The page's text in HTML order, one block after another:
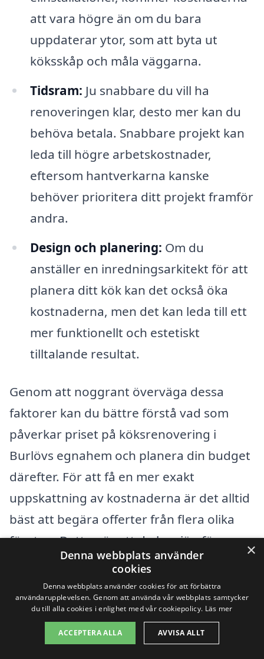
att vara högre än om du bara
uppdaterar ytor, som att byta ut
köksskåp och måla väggarna.
Tidsram: Ju snabbare du vill ha
renoveringen klar, desto mer kan du
behöva betala. Snabbare projekt kan
leda till högre arbetskostnader,
eftersom hantverkarna kanske
behöver prioritera ditt projekt framför
andra.
Design och planering: Om du
anställer en inredningsarkitekt för att
planera ditt kök kan det också öka
kostnaderna, men det kan leda till ett
mer funktionellt och estetiskt
tilltalande resultat.
Genom att noggrant överväga dessa
faktorer kan du bättre förstå vad som
påverkar priset på köksrenovering i
Burlövs egnahem och planera din budget
därefter. För att få en mer exakt
uppskattning av kostnaderna är det alltid
bäst att begära offerter från flera olika
företag. Detta gör att du kan jämföra
priser och tjänster, vilket hjälper dig att
fatta ett informerat beslut. Genom
köksrenovering-pris.se kan du enkelt få
kontakt med professionella hantverkare i
ditt område som kan hjälpa dig med din
×
Denna webbplats använder
cookies
Denna webbplats använder cookies för att förbättra
användarupplevelsen. Genom att använda vår webbplats samtycker
du till alla cookies i enlighet med vår cookiepolicy. Läs mer
ACCEPTERA ALLA AVVISA ALLT